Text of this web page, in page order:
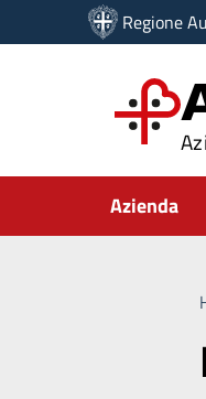
Vai ai contenuti
Vai al menu di
Regione
Submenu
Azienda